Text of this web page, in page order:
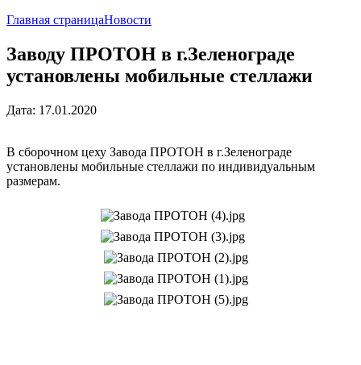
Главная страницаНовости
Заводу ПРОТОН в г.Зеленограде
установлены мобильные стеллажи
Дата: 17.01.2020
В сборочном цеху Завода ПРОТОН в г.Зеленограде
установлены мобильные стеллажи по индивидуальным
размерам.